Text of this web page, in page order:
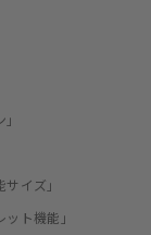
イズ」
ト機能」